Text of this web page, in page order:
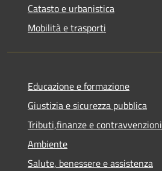
Catasto e urbanistica
Mobilità e trasporti
Educazione e formazione
Giustizia e sicurezza pubblica
Tributi,finanze e contravvenzioni
Ambiente
Salute, benessere e assistenza